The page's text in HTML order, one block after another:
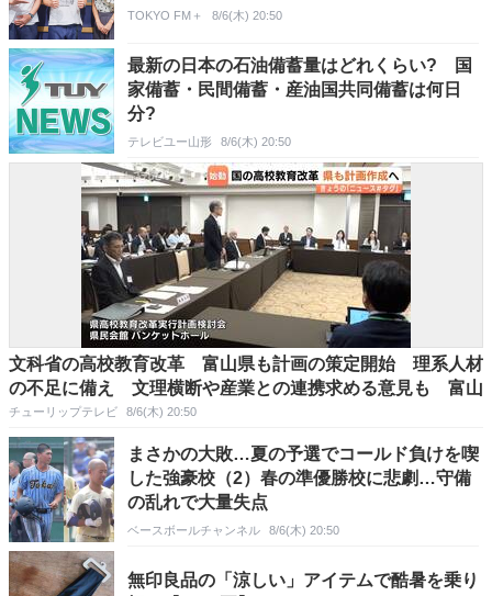
TOKYO FM＋ 8/6(木) 20:50
最新の日本の石油備蓄量はどれくらい? 国
家備蓄・民間備蓄・産油国共同備蓄は何日
分?
テレビユー山形 8/6(木) 20:50
文科省の高校教育改革 富山県も計画の策定開始 理系人材
の不足に備え 文理横断や産業との連携求める意見も 富山
チューリップテレビ 8/6(木) 20:50
まさかの大敗…夏の予選でコールド負けを喫
した強豪校（2）春の準優勝校に悲劇…守備
の乱れで大量失点
ベースボールチャンネル 8/6(木) 20:50
無印良品の「涼しい」アイテムで酷暑を乗り